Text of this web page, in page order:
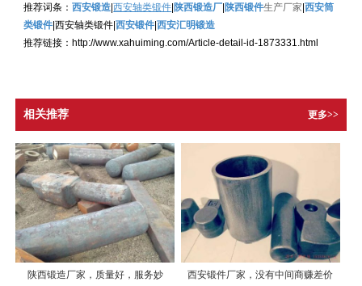
推荐词条：西安锻造|西安轴类锻件|陕西锻造厂|陕西锻件生产厂家|西安筒
类锻件|西安轴类锻件|西安锻件|西安汇明锻造
推荐链接：http://www.xahuiming.com/Article-detail-id-1873331.html
相关推荐 更多>>
陕西锻造厂家，质量好，服务妙 西安锻件厂家，没有中间商赚差价